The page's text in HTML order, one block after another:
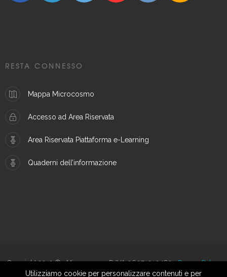
RESTA CONNESSO
Mappa Microcosmo
Accesso ad Area Riservata
Area Riservata Piattaforma e-Learning
Quaderni dell’informazione
Copyright 2019 © - Microcosmo - P. IVA 06071010489 -Privacy Policy
Utilizziamo cookie per personalizzare contenuti e per